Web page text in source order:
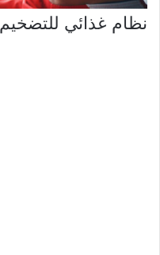
نظام غذائي للتضخيم 3200 سعرة حرارية